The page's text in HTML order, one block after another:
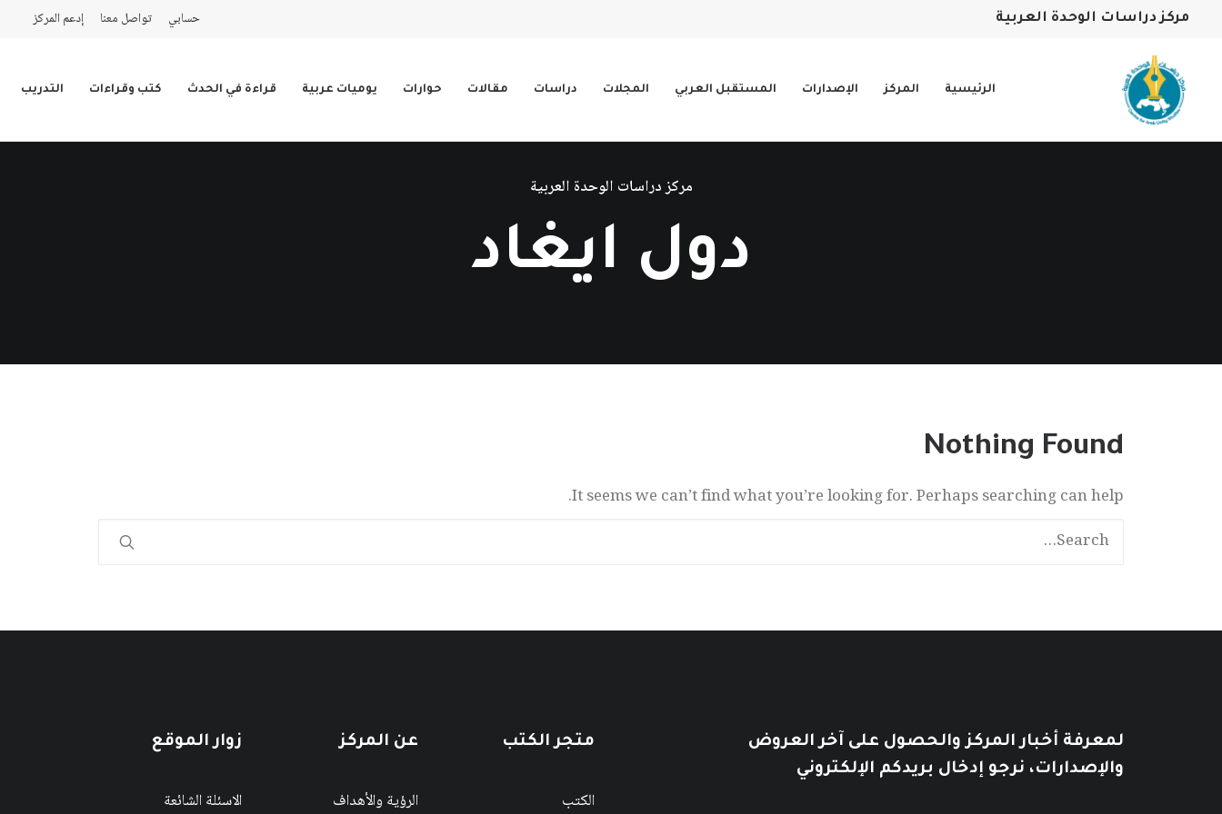
مركز دراسات الوحدة العربية حسابي تواصل معنا إدعم المركز
الرئيسية المركز الإصدارات المستقبل العربي المجلات دراسات مقالات حوارات يوميات عربية قراءة في الحدث كتب وقراءات التدريب
مركز دراسات الوحدة العربية
دول ايغاد
Nothing Found
It seems we can’t find what you’re looking for. Perhaps searching can help.
لمعرفة أخبار المركز والحصول على آخر العروض
والإصدارات، نرجو إدخال بريدكم الإلكتروني
متجر الكتب
الكتب
عن المركز
الرؤية والأهداف
زوار الموقع
الاسئلة الشائعة